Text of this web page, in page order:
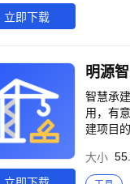
的最高
片海域
立即下载
明源
智慧承
用，有
建项目
从而规
化办公
大小